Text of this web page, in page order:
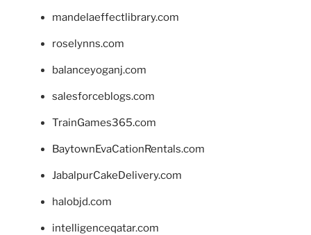
mandelaeffectlibrary.com
roselynns.com
balanceyoganj.com
salesforceblogs.com
TrainGames365.com
BaytownEvaCationRentals.com
JabalpurCakeDelivery.com
halobjd.com
intelligenceqatar.com